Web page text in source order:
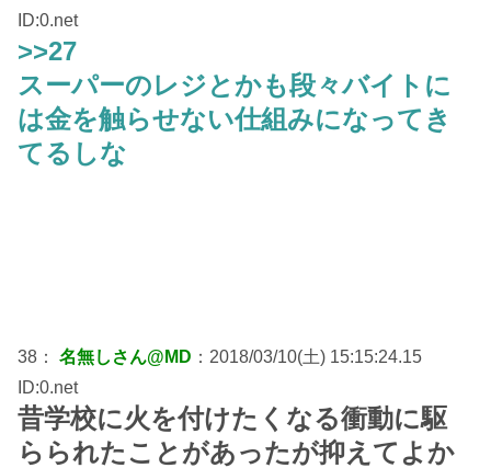
ID:0.net
>>27
スーパーのレジとかも段々バイトに
は金を触らせない仕組みになってき
てるしな
38： 名無しさん@MD ：2018/03/10(土) 15:15:24.15
ID:0.net
昔学校に火を付けたくなる衝動に駆
らられたことがあったが抑えてよか